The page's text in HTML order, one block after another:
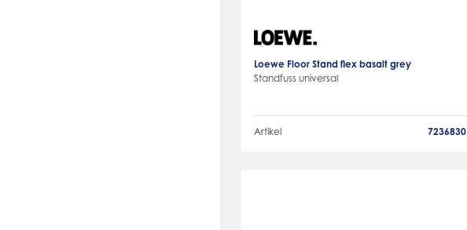
Loewe Floor Stand flex basalt grey
Standfuss universal
Artikel 7236830